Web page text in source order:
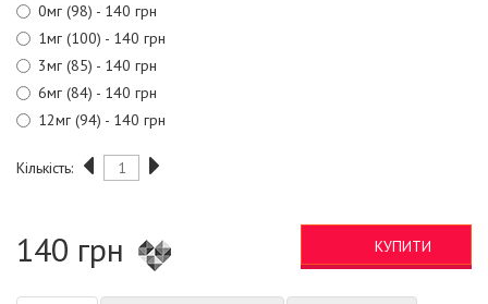
0мг (98) - 140 грн
1мг (100) - 140 грн
3мг (85) - 140 грн
6мг (84) - 140 грн
12мг (94) - 140 грн
Кількість:
140 грн КУПИТИ